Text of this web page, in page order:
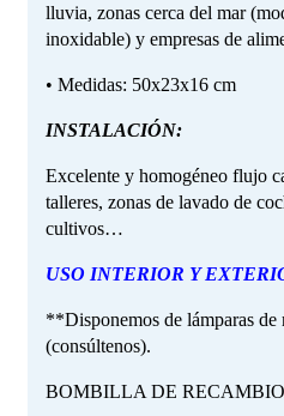
lluvia, zonas cerca del mar
inoxidable) y empresas de
• Medidas: 50x23x16 cm
INSTALACIÓN:
Excelente y homogéneo flujo
talleres, zonas de lavado de
cultivos…
USO INTERIOR Y
**Disponemos de lámparas de
(consúltenos).
BOMBILLA DE RECAMBIO